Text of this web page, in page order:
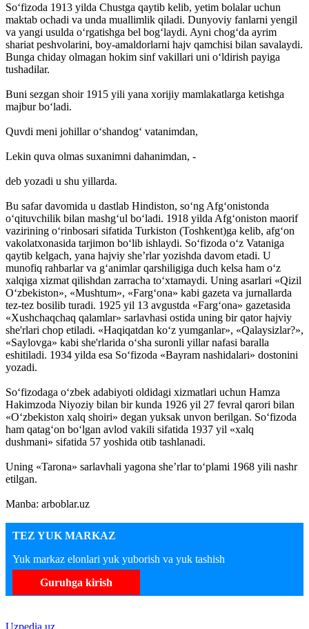
So‘fizoda 1913 yilda Chustga qaytib kelib, yetim bolalar uchun
maktab ochadi va unda muallimlik qiladi. Dunyoviy fanlarni yengil
va yangi usulda o‘rgatishga bel bog‘laydi. Ayni chog‘da ayrim
shariat peshvolarini, boy-amaldorlarni hajv qamchisi bilan savalaydi.
Bunga chiday olmagan hokim sinf vakillari uni o‘ldirish payiga
tushadilar.
Buni sezgan shoir 1915 yili yana xorijiy mamlakatlarga ketishga
majbur bo‘ladi.
Quvdi meni johillar o‘shandog‘ vatanimdan,
Lekin quva olmas suxanimni dahanimdan, -
deb yozadi u shu yillarda.
Bu safar davomida u dastlab Hindiston, so‘ng Afg‘onistonda
o‘qituvchilik bilan mashg‘ul bo‘ladi. 1918 yilda Afg‘oniston maorif
vazirining o‘rinbosari sifatida Turkiston (Toshkent)ga kelib, afg‘on
vakolatxonasida tarjimon bo‘lib ishlaydi. So‘fizoda o‘z Vataniga
qaytib kelgach, yana hajviy she’rlar yozishda davom etadi. U
munofiq rahbarlar va g‘animlar qarshiligiga duch kelsa ham o‘z
xalqiga xizmat qilishdan zarracha to‘xtamaydi. Uning asarlari «Qizil
O‘zbekiston», «Mushtum», «Farg‘ona» kabi gazeta va jurnallarda
tez-tez bosilib turadi. 1925 yil 13 avgustda «Farg‘ona» gazetasida
«Xushchaqchaq qalamlar» sarlavhasi ostida uning bir qator hajviy
she'rlari chop etiladi. «Haqiqatdan ko‘z yumganlar», «Qalaysizlar?»,
«Saylovga» kabi she'rlarida o‘sha suronli yillar nafasi baralla
eshitiladi. 1934 yilda esa So‘fizoda «Bayram nashidalari» dostonini
yozadi.
So‘fizodaga o‘zbek adabiyoti oldidagi xizmatlari uchun Hamza
Hakimzoda Niyoziy bilan bir kunda 1926 yil 27 fevral qarori bilan
«O‘zbekiston xalq shoiri» degan yuksak unvon berilgan. So‘fizoda
ham qatag‘on bo‘lgan avlod vakili sifatida 1937 yil «xalq
dushmani» sifatida 57 yoshida otib tashlanadi.
Uning «Tarona» sarlavhali yagona she’rlar to‘plami 1968 yili nashr
etilgan.
Manba: arboblar.uz
TEZ YUK MARKAZ
Yuk markaz elonlari yuk yuborish va yuk tashish
Guruhga kirish
Uzpedia.uz